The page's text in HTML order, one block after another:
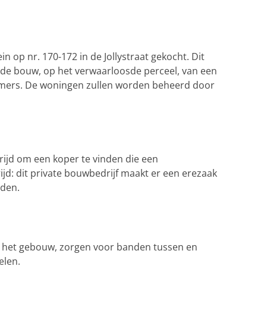
op nr. 170-172 in de Jollystraat gekocht. Dit
bouw, op het verwaarloosde perceel, van een
De woningen zullen worden beheerd door
om een koper te vinden die een
dit private bouwbedrijf maakt er een erezaak
gebouw, zorgen voor banden tussen en